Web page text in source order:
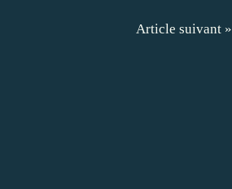
Article suivant »